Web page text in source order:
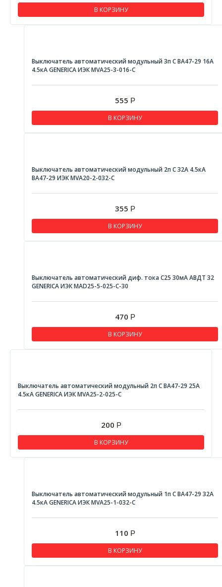
В КОРЗИНУ
Выключатель автоматический модульный 3п С ВА47-29 16А
4.5кА GENERICA ИЭК MVA25-3-016-C
555 Р
В КОРЗИНУ
Выключатель автоматический модульный 2п C 32А 4.5кА
ВА47-29 ИЭК MVA20-2-032-C
355 Р
В КОРЗИНУ
Выключатель автоматический диф. тока C25 30мА АВДТ 32
GENERICA ИЭК MAD25-5-025-C-30
470 Р
В КОРЗИНУ
Выключатель автоматический модульный 2п С ВА47-29 25А
4.5кА GENERICA ИЭК MVA25-2-025-C
200 Р
В КОРЗИНУ
Выключатель автоматический модульный 1п С ВА47-29 32А
4.5кА GENERICA ИЭК MVA25-1-032-C
110 Р
В КОРЗИНУ